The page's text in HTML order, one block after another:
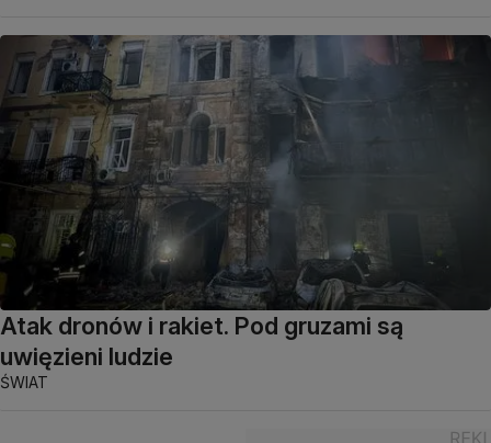
Atak dronów i rakiet. Pod gruzami są
uwięzieni ludzie
ŚWIAT